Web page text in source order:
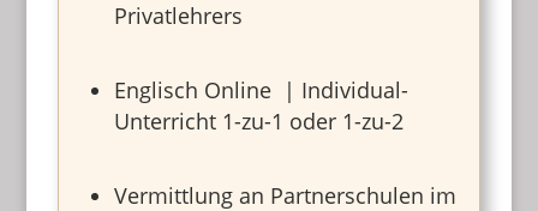
Privatlehrers
Englisch Online | Individual-
Unterricht 1-zu-1 oder 1-zu-2
Vermittlung an Partnerschulen im